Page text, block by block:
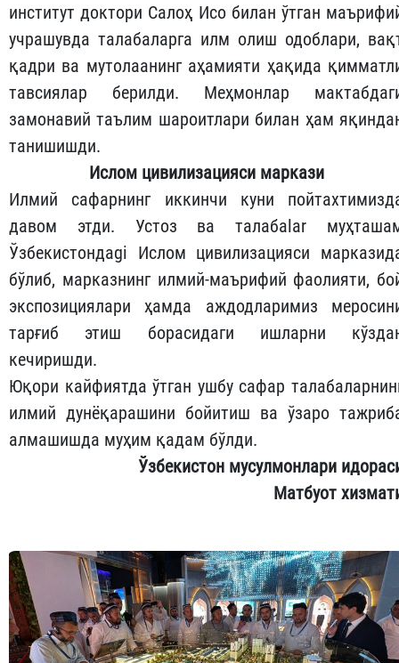
институт доктори Салоҳ Исо билан ўтган
учрашувда талабаларга илм олиш одоблари,
қадри ва мутолаанинг аҳамияти ҳақида
тавсиялар берилди. Меҳмонлар
замонавий таълим шароитлари билан ҳам
танишишди.
Ислом цивилизацияси маркази
Илмий сафарнинг иккинчи куни
давом этди. Устоз ва талабаlar
Ўзбекистондаgi Ислом цивилизацияси
бўлиб, марказнинг илмий-маърифий фаолияти,
экспозициялари ҳамда аждодларимиз
тарғиб этиш борасидаги ишларни
кечиришди.
Юқори кайфиятда ўтган ушбу сафар
илмий дунёқарашини бойитиш ва ўзаро
алмашишда муҳим қадам бўлди.
Ўзбекистон мусулмонлари
Матбуот